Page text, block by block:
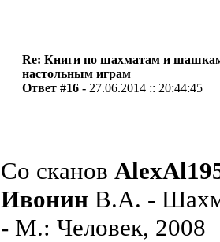
Re: Книги по шахматам и
настольным играм
Ответ #16 - 27.06.2014 :: 20:44:45
Со сканов
Ивонин В.А. -
- М.: Человек, 2008